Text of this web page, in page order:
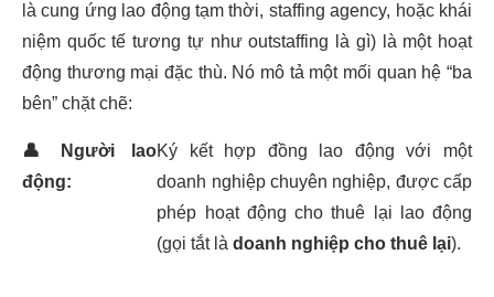
là cung ứng lao động tạm thời, staffing agency, hoặc khái
niệm quốc tế tương tự như outstaffing là gì) là một hoạt
động thương mại đặc thù. Nó mô tả một mối quan hệ “ba
bên” chặt chẽ:
👤
Người lao
động:
Ký kết hợp đồng lao động với một
doanh nghiệp chuyên nghiệp, được cấp
phép hoạt động cho thuê lại lao động
(gọi tắt làdoanh nghiệp cho thuê lại).